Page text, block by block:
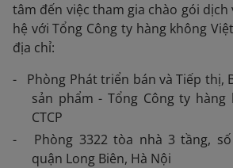
tâm đến việc tham gia chào gói
hệ với Tổng Công ty hàng không
địa chỉ:
- Phòng Phát triển bán và Tiếp thị,
sản phẩm - Tổng Công ty hàng
CTCP
- Phòng 3322 tòa nhà 3 tầng, số
quận Long Biên, Hà Nội